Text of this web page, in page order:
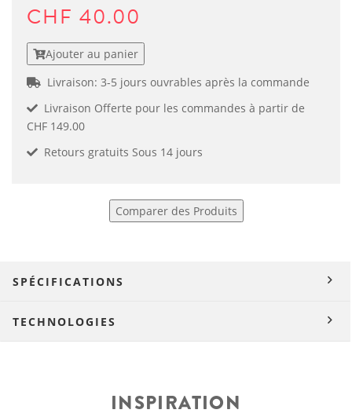
CHF 40.00
Ajouter au panier
Livraison: 3-5 jours ouvrables après la commande
Livraison Offerte pour les commandes à partir de
CHF 149.00
Retours gratuits Sous 14 jours
Comparer des Produits
SPÉCIFICATIONS
TECHNOLOGIES
INSPIRATION